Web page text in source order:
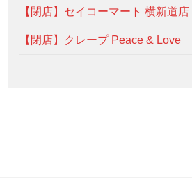
【閉店】セイコーマート 横新道店
【閉店】クレープ Peace & Love